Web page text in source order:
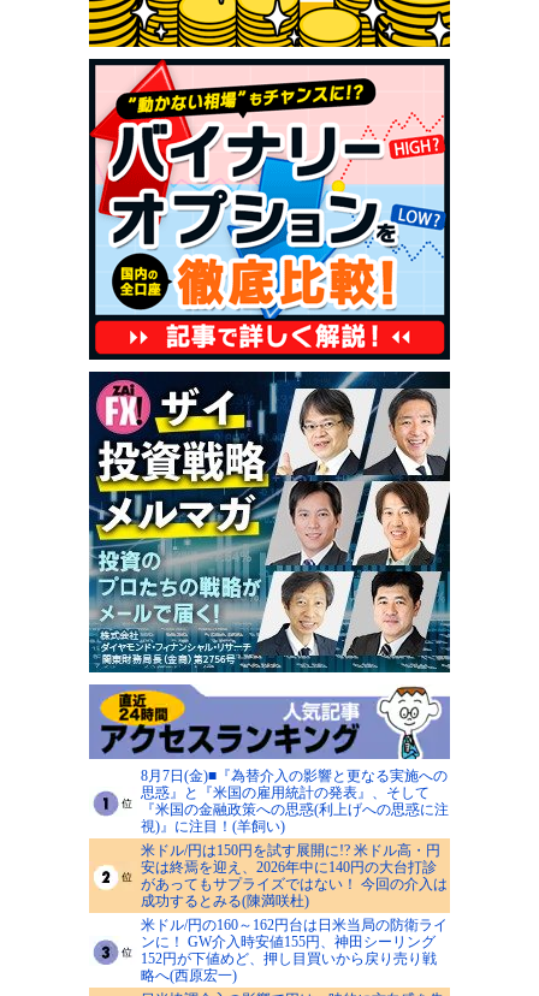
8月7日(金)■『為替介入の影響と更なる実施への
思惑』と『米国の雇用統計の発表』、そして
『米国の金融政策への思惑(利上げへの思惑に注
視)』に注目！(羊飼い)
米ドル/円は150円を試す展開に!? 米ドル高・円
安は終焉を迎え、2026年中に140円の大台打診
があってもサプライズではない！ 今回の介入は
成功するとみる(陳満咲杜)
米ドル/円の160～162円台は日米当局の防衛ライ
ンに！ GW介入時安値155円、神田シーリング
152円が下値めど、押し目買いから戻り売り戦
略へ(西原宏一)